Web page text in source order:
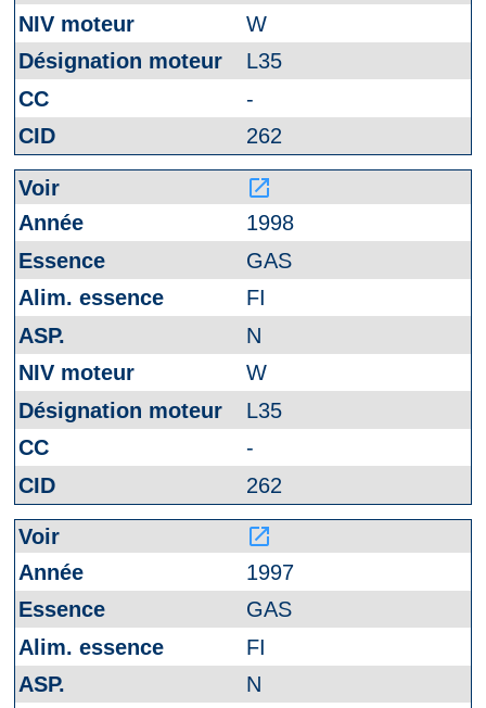
W
L35
-
262
launch
1998
GAS
FI
N
W
L35
-
262
launch
1997
GAS
FI
N